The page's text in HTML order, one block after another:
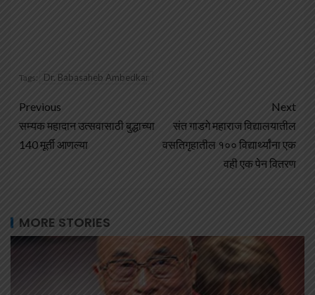
Tags: Dr. Babasaheb Ambedkar
Previous
सम्यक महादान उत्सवासाठी बुद्धाच्या
140 मूर्ती आणल्या
Next
संत गाडगे महाराज विद्यालयातील
वसतिगृहातील १०० विद्यार्थ्यांना एक
वही एक पेन वितरण
MORE STORIES